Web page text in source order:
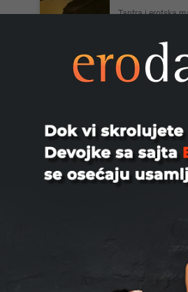
Ema, 35
Tantra i erotska masaza za zene Radim
Beograd
opušteno
otvorena, voliš
Beograd
Kada par traži devojku, treći
jednorog ili unicorn. Ova
zabavna iskustva u spavaću
traže devojku ili ženu za grupni
partnera, fetiš ili druge aktivnosti.
ovakva vrsta interakcije, došli ste